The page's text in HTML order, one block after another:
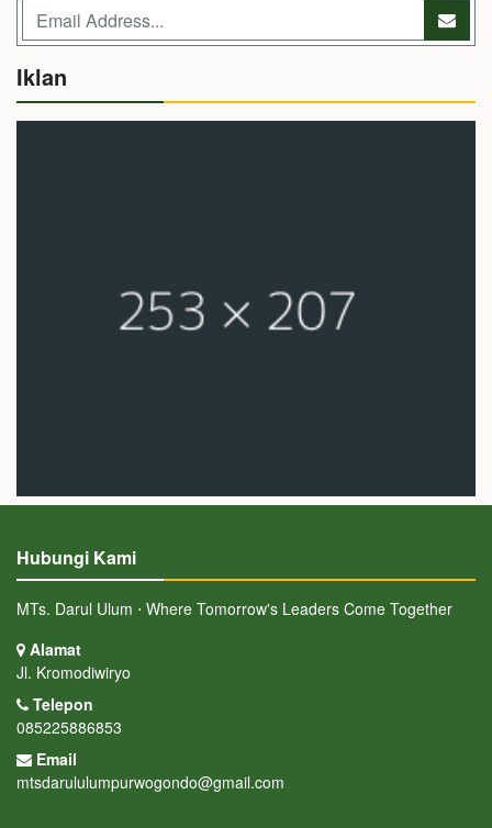
Iklan
Hubungi Kami
MTs. Darul Ulum ⋅ Where Tomorrow's Leaders Come Together
Alamat
Jl. Kromodiwiryo
Telepon
085225886853
Email
mtsdarululumpurwogondo@gmail.com